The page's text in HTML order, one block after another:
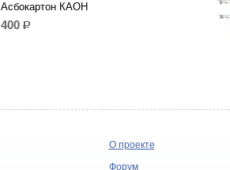
Асбокартон КАОН
400 р.
О проекте
Форум